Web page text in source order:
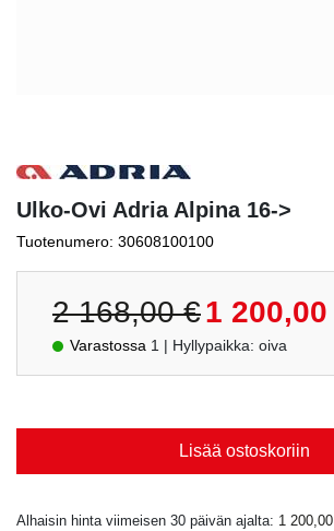
Ulko-Ovi Adria Alpina 16->
Tuotenumero: 30608100100
2 168,00€
Alkuperäinen
hinta
oli:
2
1 200,00
Nykyinen
hinta
on:
1
Varastossa 1 | Hyllypaikka: oiva
Lisää ostoskoriin
Alhaisin hinta viimeisen 30 päivän ajalta: 1 200,00